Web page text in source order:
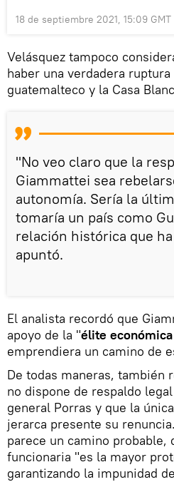
18 de septiembre 2021, 15:09 GMT
Velásquez tampoco
haber una verdadera
guatemalteco y la Casa
"No veo claro que la
Giammattei sea
autonomía. Sería la
tomaría un país como
relación histórica que
apuntó.
El analista recordó que
apoyo de la "élite
emprendiera un camino de
De todas maneras, también
no dispone de respaldo
general Porras y que la
jerarca presente su
parece un camino probable,
funcionaria "es la mayor
garantizando la impunidad